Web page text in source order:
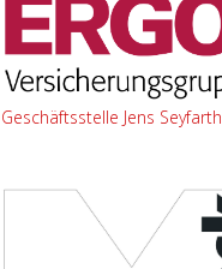
Geschäftsstelle Jens Seyfarth